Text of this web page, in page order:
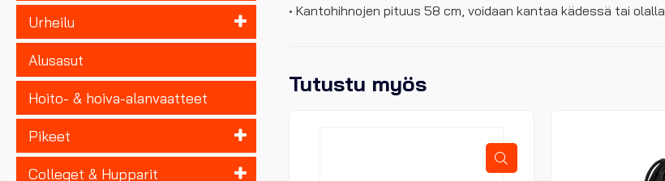
Urheilu
Alusasut
Hoito- & hoiva-alanvaatteet
Pikeet
Colleget & Hupparit
• Kantohihnojen pituus 58 cm, voidaan kantaa kädessä tai olalla
Tutustu myös